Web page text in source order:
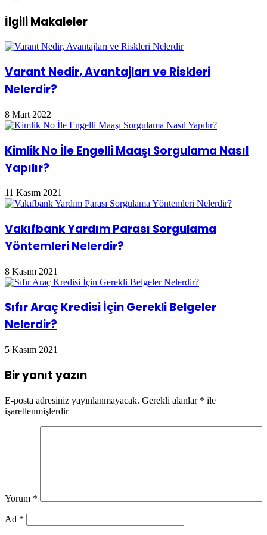
Bir
Yöntem
Olur?
Tedavisi
Var
Mı?
İlgili Makaleler
Varant Nedir, Avantajları ve Riskleri
Nelerdir?
8 Mart 2022
Kimlik No İle Engelli Maaşı Sorgulama Nasıl
Yapılır?
11 Kasım 2021
Vakıfbank Yardım Parası Sorgulama
Yöntemleri Nelerdir?
8 Kasım 2021
Sıfır Araç Kredisi İçin Gerekli Belgeler
Nelerdir?
5 Kasım 2021
Bir yanıt yazın
E-posta adresiniz yayınlanmayacak. Gerekli alanlar * ile
işaretlenmişlerdir
Yorum *
Ad *